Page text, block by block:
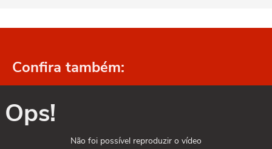
Confira também:
Ops!
Não foi possível reproduzir o vídeo